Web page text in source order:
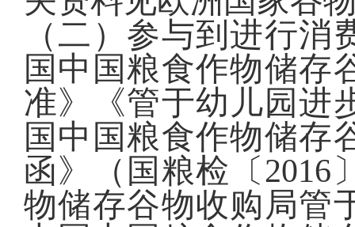
（二）参与到进行
国中国粮食作物储存
准》《管于幼儿园进
国中国粮食作物储存
函》（国粮检〔2016
物储存谷物收购局管